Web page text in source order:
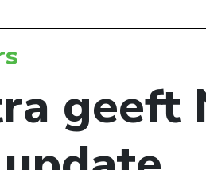
geeft